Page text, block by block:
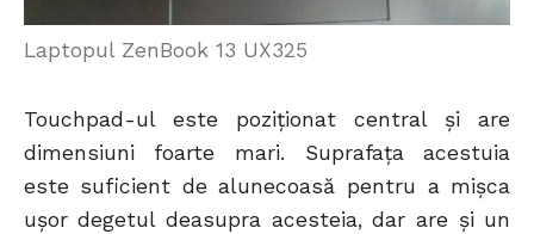
Laptopul ZenBook 13 UX325
Touchpad-ul este poziționat central și are
dimensiuni foarte mari. Suprafața acestuia
este suficient de alunecoasă pentru a mișca
ușor degetul deasupra acesteia, dar are și un